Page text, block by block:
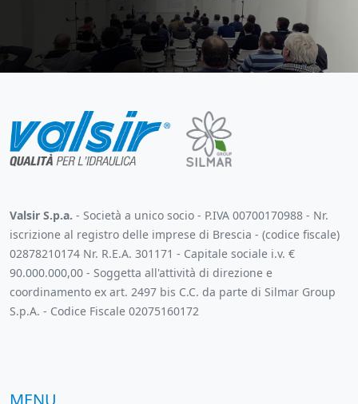
Valsir S.p.a. - Società a unico socio - P.IVA 00700170988 - Nr.
iscrizione al registro delle imprese di Brescia - (codice fiscale)
02878210174 Nr. R.E.A. 301171 - Capitale sociale i.v. €
90.000.000,00 - Soggetta all'attività di direzione e
coordinamento ex art. 2497 bis C.C. da parte di Silmar Group
S.p.A. - Codice Fiscale 02075160172
MENU